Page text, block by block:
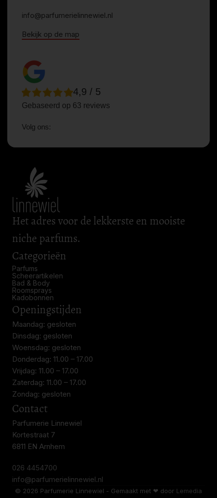
info@parfumerielinnewiel.nl
Bekijk op de map
4,9 / 5
Gebaseerd op 63 reviews
Volg ons:
Het adres voor de lekkerste en mooiste
niche parfums.
Categorieën
Parfums
Scheerartikelen
Bad & Body
Roomsprays
Kadobonnen
Openingstijden
Maandag: gesloten
Dinsdag: gesloten
Woensdag: gesloten
Donderdag: 11.00 – 17.00
Vrijdag: 11.00 – 17.00
Zaterdag: 11.00 – 17.00
Zondag: gesloten
Contact
Parfumerie Linnewiel
Kortestraat 7
6811 EN Arnhem
026 4454700
info@parfumerielinnewiel.nl
© 2026 Parfumerie Linnewiel - Gemaakt met ❤ door Lemedia